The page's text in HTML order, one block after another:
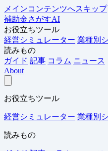
メインコンテンツへスキップ
補助金さがすAI
お役立ちツール
経営シミュレーター 業種別
読みもの
ガイド 記事 コラム ニュース
About
お役立ちツール
経営シミュレーター 業種別
読みもの